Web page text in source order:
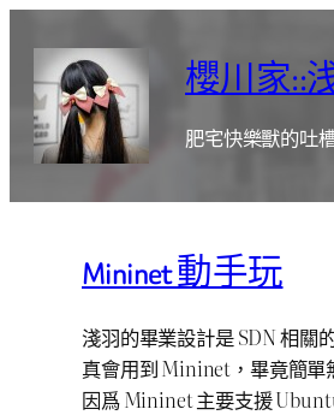
櫻川家::
肥宅快樂獸的吐
Mininet 動手玩
淺羽的畢業設計是 SDN 相關
真會用到 Mininet，畢竟簡單
因爲 Mininet 主要支援